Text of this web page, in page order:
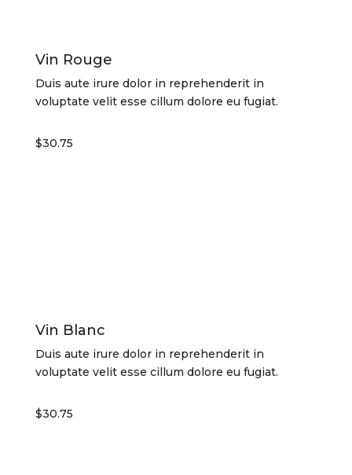
Vin Rouge
Duis aute irure dolor in reprehenderit in
voluptate velit esse cillum dolore eu fugiat.
$30.75
Vin Blanc
Duis aute irure dolor in reprehenderit in
voluptate velit esse cillum dolore eu fugiat.
$30.75